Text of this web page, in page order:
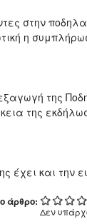
στην
η
της
της
έχει και την
άρθρο:
Δεν